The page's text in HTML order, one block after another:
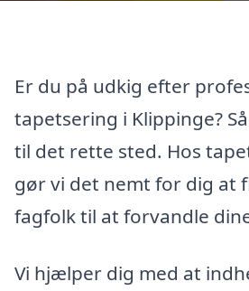
Er du på udkig efter
tapetsering i Klippinge?
til det rette sted. Hos
gør vi det nemt for dig at
fagfolk til at forvandle
Vi hjælper dig med at